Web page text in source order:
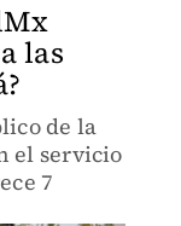
las
de la
el servicio
7